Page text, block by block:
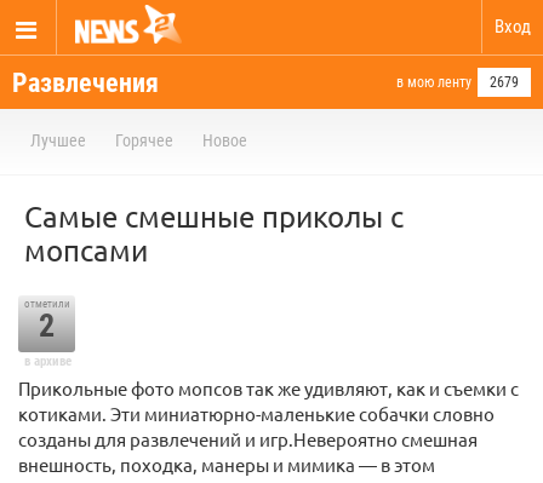
Вход
Развлечения в мою ленту 2679
Лучшее Горячее Новое
Самые смешные приколы с
мопсами
отметили
2
в архиве
Прикольные фото мопсов так же удивляют, как и съемки с
котиками. Эти миниатюрно-маленькие собачки словно
созданы для развлечений и игр.Невероятно смешная
внешность, походка, манеры и мимика — в этом